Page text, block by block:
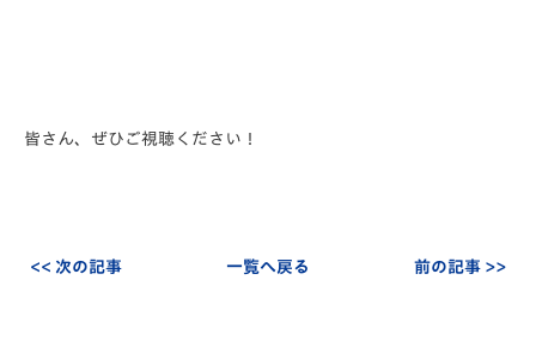
皆さん、ぜひご視聴ください！
<< 次の記事 一覧へ戻る 前の記事 >>